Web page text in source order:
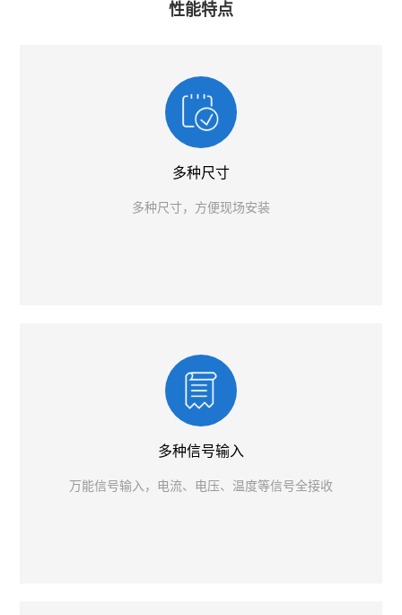
性能特点
多种尺寸
多种尺寸，方便现场安装
多种信号输入
万能信号输入，电流、电压、温度等信号全接收